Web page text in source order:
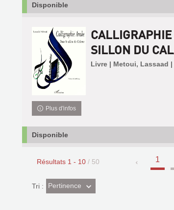
Disponible
SILLON DU
Livre | Metoui, Lassaad
Plus d'infos
Disponible
Résultats 1 - 10 / 50 1
Tri :(Effet
imédiat)
Pertinence